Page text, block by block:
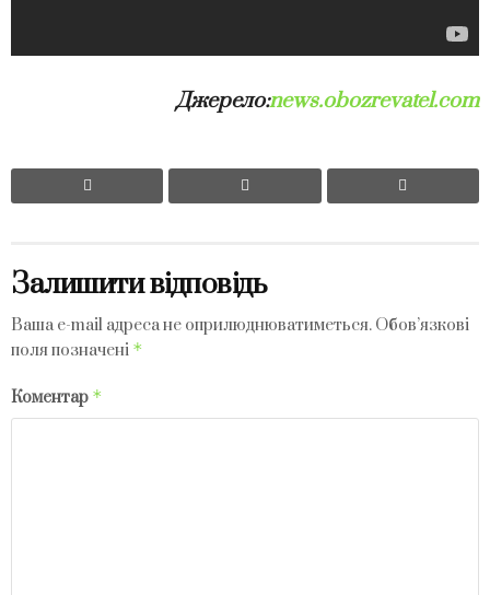
Джерело:news.obozrevatel.com
Залишити відповідь
Ваша e-mail адреса не оприлюднюватиметься. Обов’язкові
поля позначені *
Коментар *